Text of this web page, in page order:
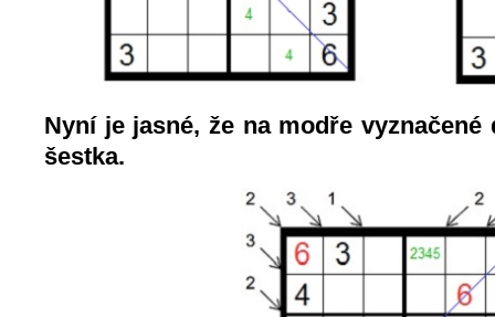
Nyní je jasné, že na modře vyznačené
šestka.